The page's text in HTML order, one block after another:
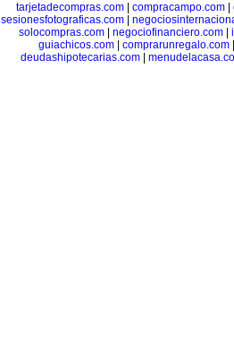
tarjetadecompras.com
compracampo.com
sesionesfotograficas.com
solocompras.com| negociofinanciero.com|
guiachicos.com
comprarunregalo.com
deudashipotecarias.com|